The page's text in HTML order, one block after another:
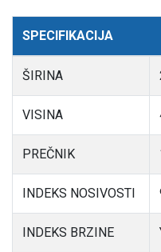
SPECIFIKACIJA
ŠIRINA
VISINA
PREČNIK
INDEKS NOSIVOSTI
INDEKS BRZINE